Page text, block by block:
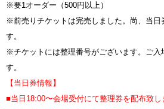
※要1オーダー（500円以上）
※前売りチケットは完売しました。尚、当日
す。
※チケットには整理番号がございます。ご入
す。
【当日券情報】
■当日18:00〜会場受付にて整理券を配布致し